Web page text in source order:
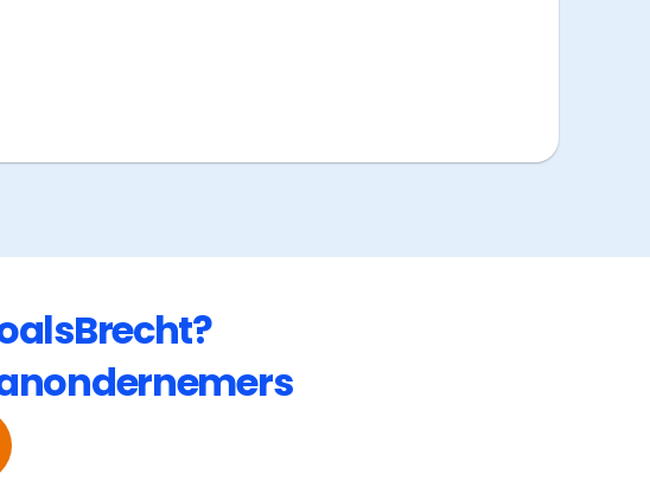
Brecht?
ondernemers